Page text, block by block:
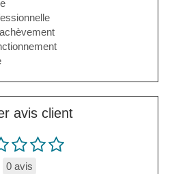
avis client
0 avis